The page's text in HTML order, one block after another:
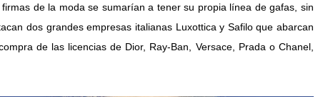
de la moda se sumarían a tener su propia línea de gafas, sin
dos grandes empresas italianas Luxottica y Safilo que abarcan
de las licencias de Dior, Ray-Ban, Versace, Prada o Chanel,